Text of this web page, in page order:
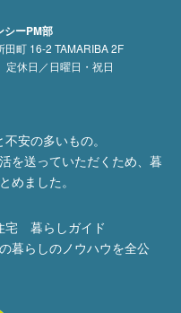
シーPM部
町 16-2 TAMARIBA 2F
休日／日曜日・祝日
安の多いもの。
を送っていただくため、暮
めました。
宅 暮らしガイド
暮らしのノウハウを全公